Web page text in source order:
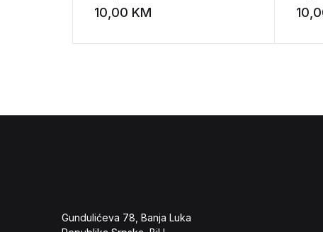
10,00 KM Add to
Gundulićeva 78, Banja Luka